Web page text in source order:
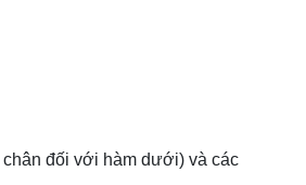
đối với hàm dưới) và các